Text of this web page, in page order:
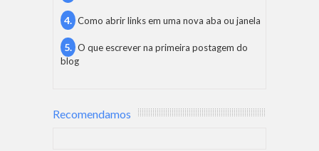
Como abrir links em uma nova aba ou janela
O que escrever na primeira postagem do
blog
Recomendamos